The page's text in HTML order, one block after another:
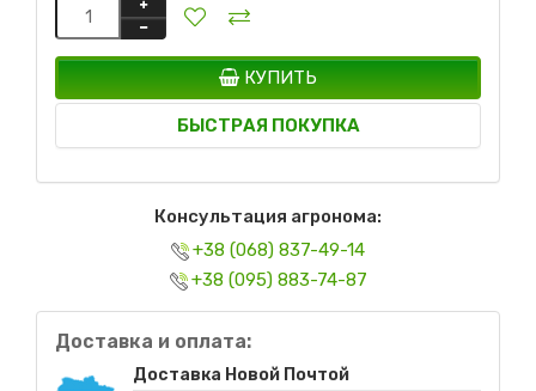
КУПИТЬ
БЫСТРАЯ ПОКУПКА
Консультация агронома:
+38 (068) 837-49-14
+38 (095) 883-74-87
Доставка и оплата:
Доставка Новой Почтой